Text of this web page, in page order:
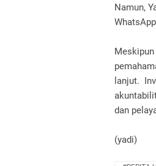
Namun,
lanjut.
dan
(yadi)